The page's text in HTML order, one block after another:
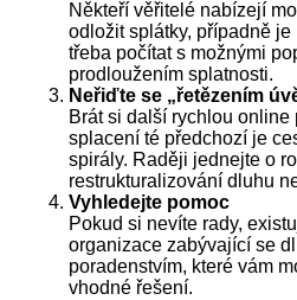
Někteří věřitelé nabízejí
odložit splátky, případně je
třeba počítat s možnými
prodloužením splatnosti.
Neřiďte se „řetězením
Brát si další rychlou online
splacení té předchozí je
spirály. Raději jednejte o
restrukturalizování dluhu
Vyhledejte pomoc
Pokud si nevíte rady,
organizace zabývající se
poradenstvím, které vám
vhodné řešení.